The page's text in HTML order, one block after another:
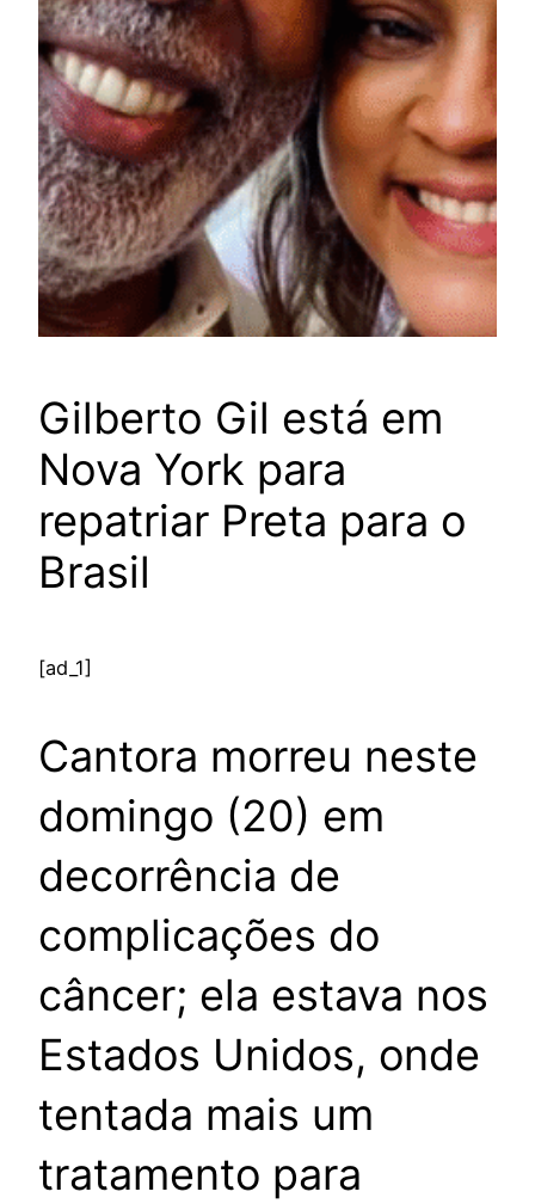
Gilberto Gil está em
Nova York para
repatriar Preta para o
Brasil
[ad_1]
Cantora morreu neste
domingo (20) em
decorrência de
complicações do
câncer; ela estava nos
Estados Unidos, onde
tentada mais um
tratamento para